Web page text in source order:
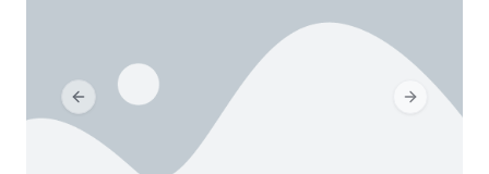
Previous slide Next slide